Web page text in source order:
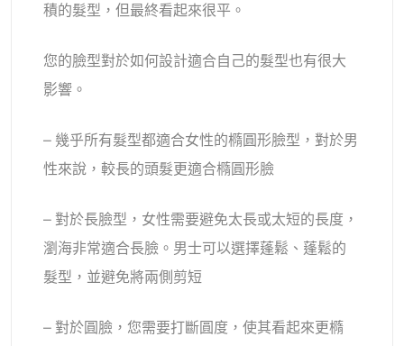
積的髮型，但最終看起來很平。
您的臉型對於如何設計適合自己的髮型也有很大
影響。
– 幾乎所有髮型都適合女性的橢圓形臉型，對於男
性來說，較長的頭髮更適合橢圓形臉
– 對於長臉型，女性需要避免太長或太短的長度，
瀏海非常適合長臉。男士可以選擇蓬鬆、蓬鬆的
髮型，並避免將兩側剪短
– 對於圓臉，您需要打斷圓度，使其看起來更橢